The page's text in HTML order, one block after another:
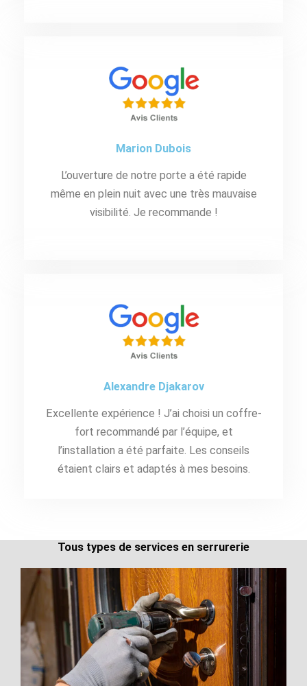
Marion Dubois
L’ouverture de notre porte a été rapide
même en plein nuit avec une très mauvaise
visibilité. Je recommande !
Alexandre Djakarov
Excellente expérience ! J’ai choisi un coffre-
fort recommandé par l’équipe, et
l’installation a été parfaite. Les conseils
étaient clairs et adaptés à mes besoins.
Tous types de services en serrurerie